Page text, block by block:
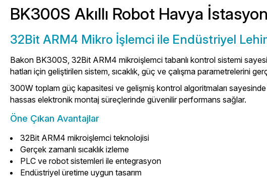
BK300S Akıllı Robot Havya
32Bit ARM4 Mikro İşlemci ile Endüstriyel
Bakon BK300S, 32Bit ARM4 mikroişlemci tabanlı kontrol sistemi
hatları için geliştirilen sistem, sıcaklık, güç ve çalışma parametrelerini
300W toplam güç kapasitesi ve gelişmiş kontrol algoritmaları
hassas elektronik montaj süreçlerinde güvenilir performans sağlar.
Öne Çıkan Avantajlar
32Bit ARM4 mikroişlemci teknolojisi
Gerçek zamanlı sıcaklık izleme
PLC ve robot sistemleri ile entegrasyon
Endüstriyel üretime uygun tasarım